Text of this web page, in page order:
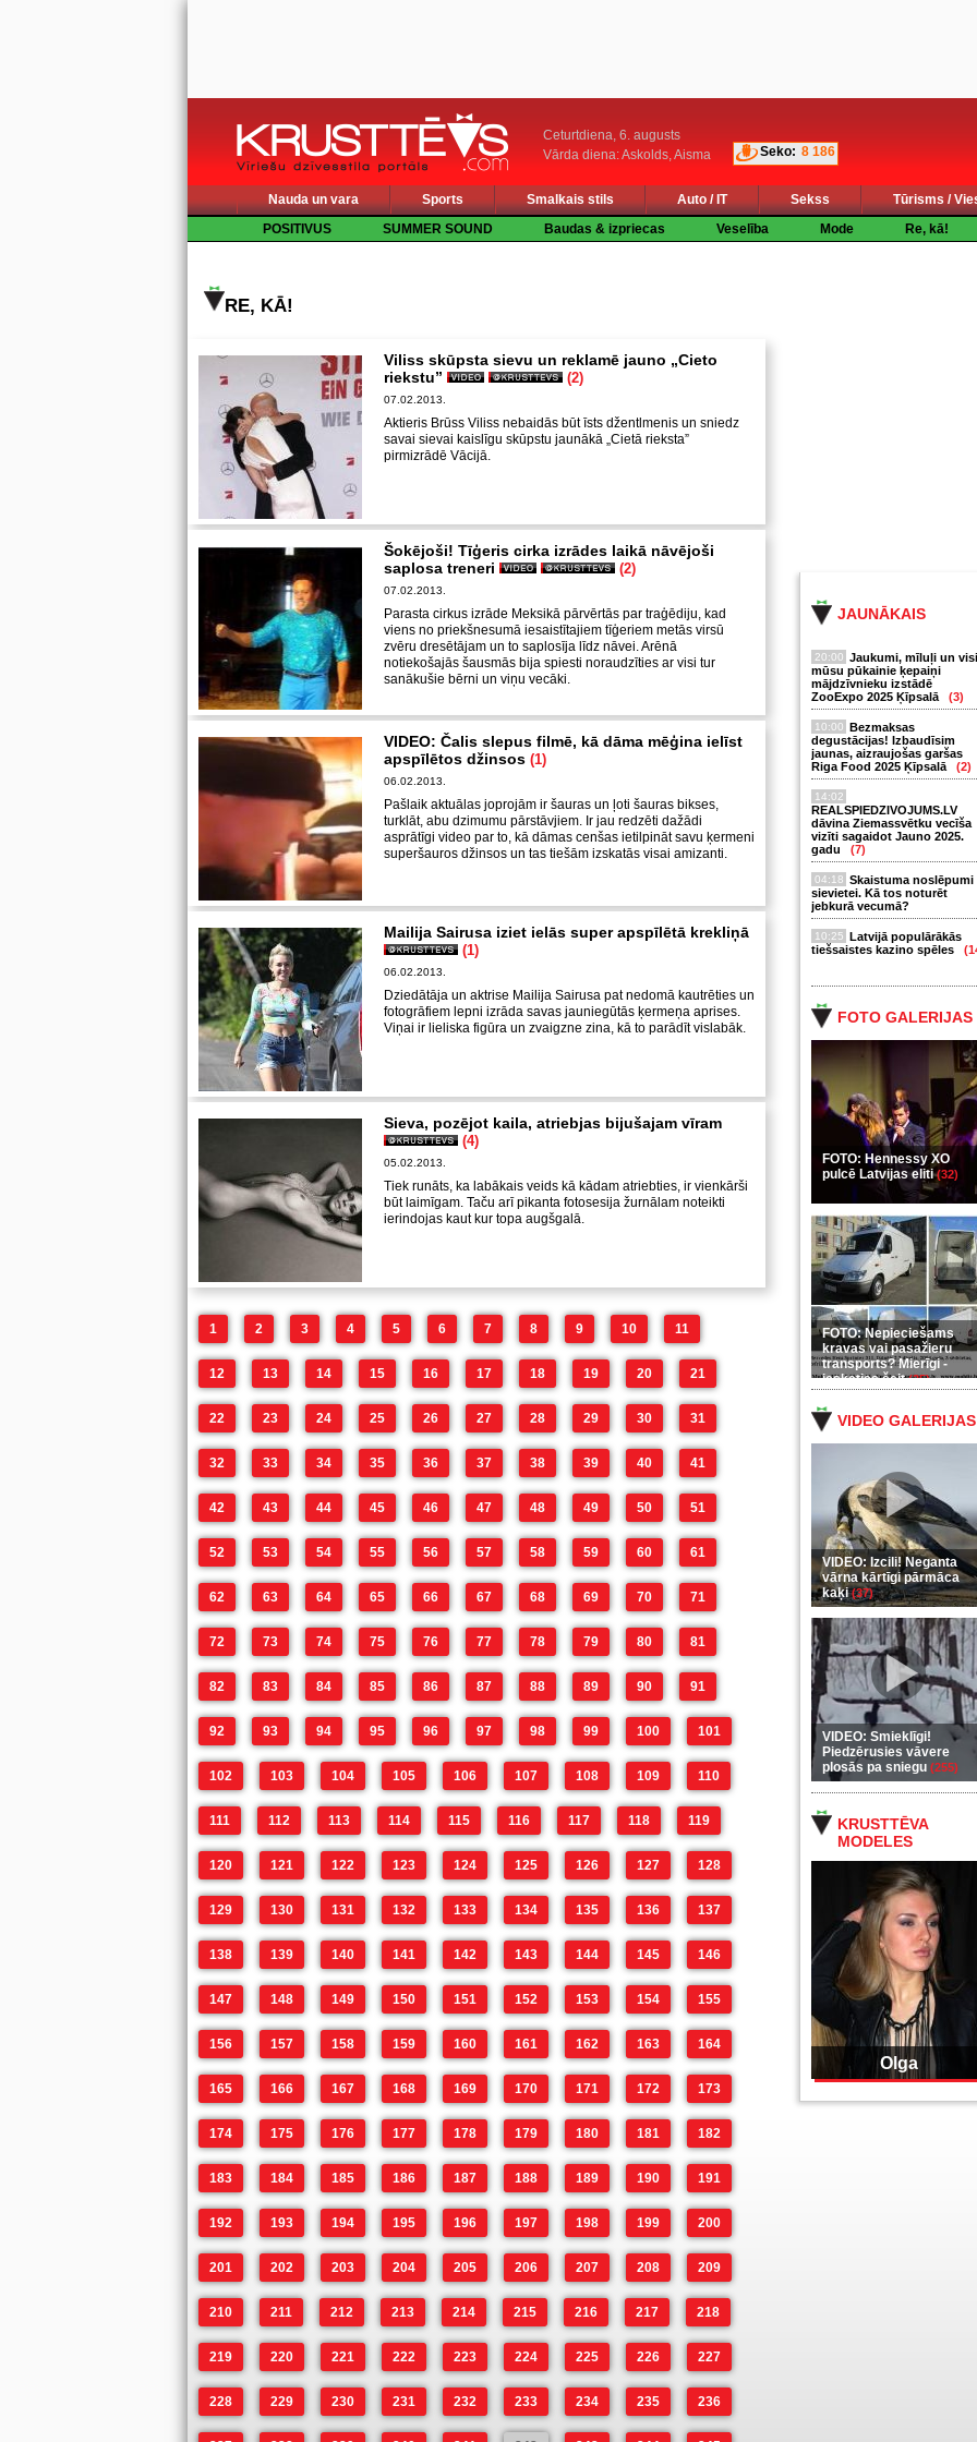
Ceturtdiena, 6. augusts
Vārda diena: Askolds, Aisma
Seko: 8 186
Nauda un vara Sports Smalkais stils Auto / IT Sekss
Tūrisms /
POSITIVUS
SUMMER SOUND Baudas & izpriecas Veselība Mode Re, kā!
JAUNĀKAIS
20:00 Jaukumi, mīluļi un visi
mūsu pūkainie ķepaiņi
mājdzīvnieku izstādē
ZooExpo 2025 Ķīpsalā
(3)
10:00 Bezmaksas
degustācijas! Izbaudīsim
jaunas, aizraujošas garšas
Riga Food 2025 Ķīpsalā
(2)
14:02
REALSPIEDZIVOJUMS.LV
dāvina Ziemassvētku vecīša
vizīti sagaidot Jauno 2025.
gadu
(7)
04:18 Skaistuma noslēpumi
sievietei. Kā tos noturēt
jebkurā vecumā?
10:25 Latvijā populārākās
tiešsaistes kazino spēles
FOTO GALERIJAS
FOTO: Hennessy XO
pulcē Latvijas eliti(32)
FOTO: Nepieciešams
kravas vai pasažieru
transports? Mierīgi -
ieskaties šeit(35)
VIDEO GALERIJAS
VIDEO: Izcili! Neganta
vārna kārtīgi pārmāca
kaķi(37)
VIDEO: Smieklīgi!
Piedzērusies vāvere
plosās pa sniegu (255)
KRUSTTĒVA
MODELES
Olga
RE, KĀ!
Viliss skūpsta sievu un reklamē jauno „Cieto
riekstu”
(2)
07.02.2013.
Aktieris Brūss Viliss nebaidās būt īsts džentlmenis un sniedz
savai sievai kaislīgu skūpstu jaunākā „Cietā rieksta”
pirmizrādē Vācijā.
Šokējoši! Tīģeris cirka izrādes laikā nāvējoši
saplosa treneri
(2)
07.02.2013.
Parasta cirkus izrāde Meksikā pārvērtās par traģēdiju, kad
viens no priekšnesumā iesaistītajiem tīģeriem metās virsū
zvēru dresētājam un to saplosīja līdz nāvei. Arēnā
notiekošajās šausmās bija spiesti noraudzīties ar visi tur
sanākušie bērni un viņu vecāki.
VIDEO: Čalis slepus filmē, kā dāma mēģina ielīst
apspīlētos džinsos (1)
06.02.2013.
Pašlaik aktuālas joprojām ir šauras un ļoti šauras bikses,
turklāt, abu dzimumu pārstāvjiem. Ir jau redzēti dažādi
asprātīgi video par to, kā dāmas cenšas ietilpināt savu ķermeni
superšauros džinsos un tas tiešām izskatās visai amizanti.
Mailija Sairusa iziet ielās super apspīlētā krekliņā
(1)
06.02.2013.
Dziedātāja un aktrise Mailija Sairusa pat nedomā kautrēties un
fotogrāfiem lepni izrāda savas jauniegūtās ķermeņa aprises.
Viņai ir lieliska figūra un zvaigzne zina, kā to parādīt vislabāk.
Sieva, pozējot kaila, atriebjas bijušajam vīram
(4)
05.02.2013.
Tiek runāts, ka labākais veids kā kādam atriebties, ir vienkārši
būt laimīgam. Taču arī pikanta fotosesija žurnālam noteikti
ierindojas kaut kur topa augšgalā.
1 2 3 4 5 6 7 8 9 10 11
12 13 14 15 16 17 18 19 20 21
22 23 24 25 26 27 28 29 30 31
32 33 34 35 36 37 38 39 40 41
42 43 44 45 46 47 48 49 50 51
52 53 54 55 56 57 58 59 60 61
62 63 64 65 66 67 68 69 70 71
72 73 74 75 76 77 78 79 80 81
82 83 84 85 86 87 88 89 90 91
92 93 94 95 96 97 98 99 100 101
102 103 104 105 106 107 108 109 110
111 112 113 114 115 116 117 118 119
120 121 122 123 124 125 126 127 128
129 130 131 132 133 134 135 136 137
138 139 140 141 142 143 144 145 146
147 148 149 150 151 152 153 154 155
156 157 158 159 160 161 162 163 164
165 166 167 168 169 170 171 172 173
174 175 176 177 178 179 180 181 182
183 184 185 186 187 188 189 190 191
192 193 194 195 196 197 198 199 200
201 202 203 204 205 206 207 208 209
210 211 212 213 214 215 216 217 218
219 220 221 222 223 224 225 226 227
228 229 230 231 232 233 234 235 236